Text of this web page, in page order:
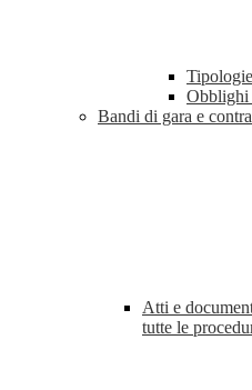
Obblighi
Bandi di gara e
Atti e
tutte le